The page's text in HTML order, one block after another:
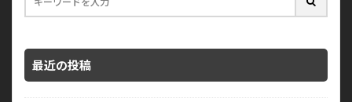
最近の投稿